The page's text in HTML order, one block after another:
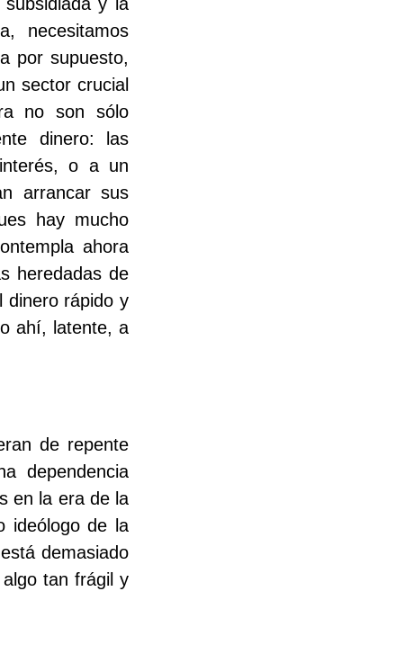
necesitamos
por supuesto,
sector crucial
no son sólo
dinero: las
o a un
arrancar sus
hay mucho
ahora
heredadas de
dinero rápido y
ahí, latente, a
de repente
dependencia
en la era de la
ideólogo de la
demasiado
tan frágil y